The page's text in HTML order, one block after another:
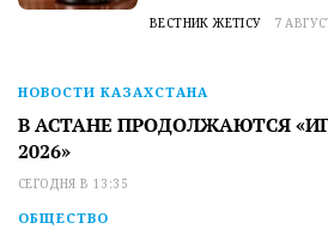
ВЕСТНИК ЖЕТІСУ 7
НОВОСТИ КАЗАХСТАНА
В АСТАНЕ ПРОДОЛЖАЮТСЯ
2026»
СЕГОДНЯ В 13:35
ОБЩЕСТВО